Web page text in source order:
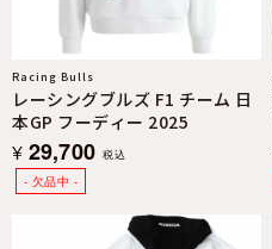
Racing Bulls
レーシングブルズ F1 チーム 日
本GP フーディー 2025
¥ 29,700 税込